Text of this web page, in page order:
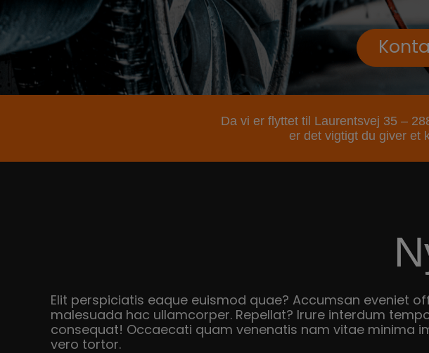
Da vi er flyttet til Laurentsvej 35 –
er det vigtigt du giver et
Elit perspiciatis eaque euismod quae? Accumsan eveniet
malesuada hac ullamcorper. Repellat? Irure interdum
consequat! Occaecati quam venenatis nam vitae minima
vero tortor.